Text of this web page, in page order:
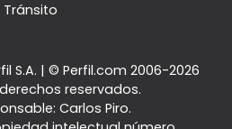
Tránsito
S.A. | © Perfil.com 2006-2026
reservados.
Carlos Piro.